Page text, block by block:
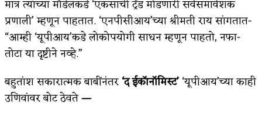
मात्र त्यांच्या मॉडेलकडे ‘एकसाची ट्रेंड मोडणारी सर्वसमावेशक
प्रणाली’ म्हणून पाहतात. ‘एनपीसीआय’च्या श्रीमती राय सांगतात-
“आम्ही ‘यूपीआय’कडे लोकोपयोगी साधन म्हणून पाहतो, नफा-
तोटा या दृष्टीने नव्हे.”
बहुतांश सकारात्मक बाबींनंतर‘द ईकॉनॉमिस्ट’‘यूपीआय’च्या काही
उणिवांवर बोट ठेवते—